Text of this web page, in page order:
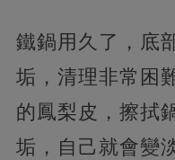
鐵鍋用久了，底
垢，清理非常困
的鳳梨皮，擦拭
垢，自己就會變